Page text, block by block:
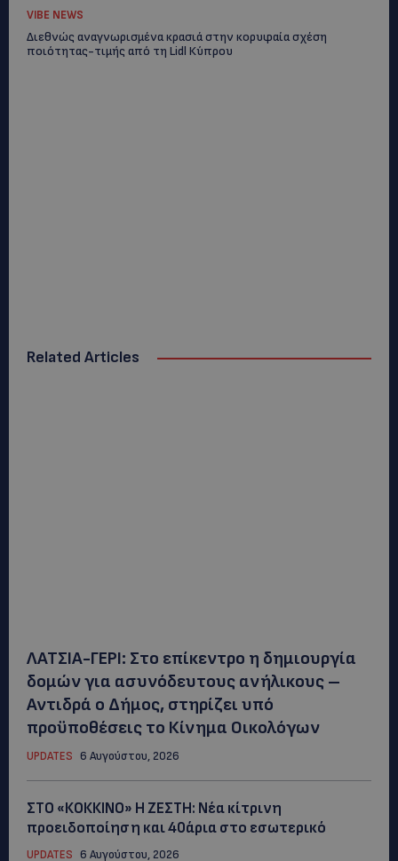
VIBE NEWS
Διεθνώς αναγνωρισμένα κρασιά στην κορυφαία σχέση
ποιότητας-τιμής από τη Lidl Κύπρου
Related Articles
ΛΑΤΣΙΑ-ΓΕΡΙ: Στο επίκεντρο η δημιουργία
δομών για ασυνόδευτους ανήλικους –
Αντιδρά ο Δήμος, στηρίζει υπό
προϋποθέσεις το Κίνημα Οικολόγων
UPDATES 6 Αυγούστου, 2026
ΣΤΟ «ΚΟΚΚΙΝΟ» Η ΖΕΣΤΗ: Νέα κίτρινη
προειδοποίηση και 40άρια στο εσωτερικό
UPDATES 6 Αυγούστου, 2026